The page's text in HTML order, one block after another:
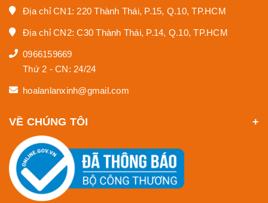
Địa chỉ CN1: 220 Thành Thái, P.15, Q.10, TP.HCM
Địa chỉ CN2: C30 Thành Thái, P.14, Q.10, TP.HCM
0966159669
Thứ 2 - CN: 24/24
hoalanlanxinh@gmail.com
VỀ CHÚNG TÔI